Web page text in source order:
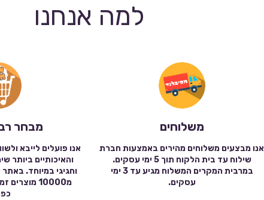
למה אנחנו
משלוחים
אנו מבצעים משלוחים מהירים באמצעות חברת
שילוח עד בית הלקוח תוך 5 ימי עסקים.
במרבית המקרים המשלוח מגיע עד 3 ימי
עסקים.
מבחר רב
אנו פועלים לייבא
והאיכותיים ביותר
וחגיגי במיוחד.
מ10000